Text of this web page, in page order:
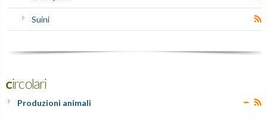
Suini
Circolari
Produzioni animali